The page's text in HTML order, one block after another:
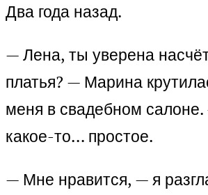
Два года назад.
— Лена, ты уверена
платья? — Марина
меня в свадебном
какое-то… простое.
— Мне нравится, — я